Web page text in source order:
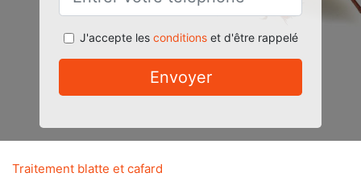
J'accepte les conditionset d'être rappelé
Envoyer
Traitement blatte et cafard